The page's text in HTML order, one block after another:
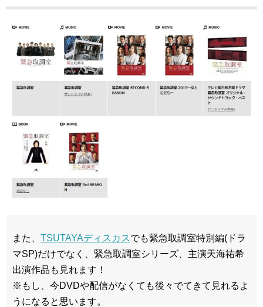
また、 TSUTAYAディスカスでも緊急取調室特別編(ドラ
マSP)だけでなく、緊急取調室シリーズ、主演天海祐希
出演作品も見れます！
※もし、今DVDや配信がなくても後々でてきて見れるよ
うになると思います。